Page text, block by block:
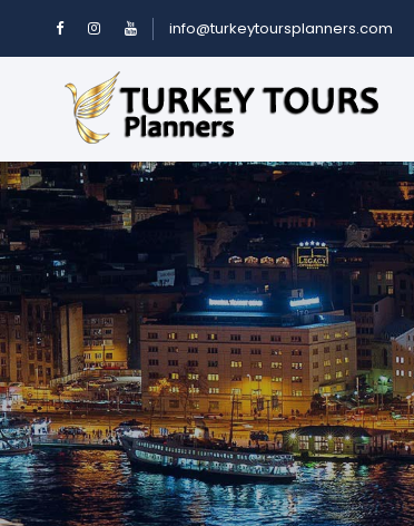
info@turkeytoursplanners.com